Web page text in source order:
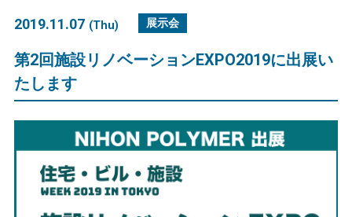
2019.11.07 (Thu) 展示会
第2回施設リノベーションEXPO2019に出展い
たします